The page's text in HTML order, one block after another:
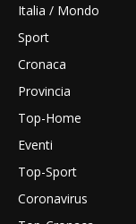
Italia / Mondo
Sport
Cronaca
Provincia
Top-Home
Eventi
Top-Sport
Coronavirus